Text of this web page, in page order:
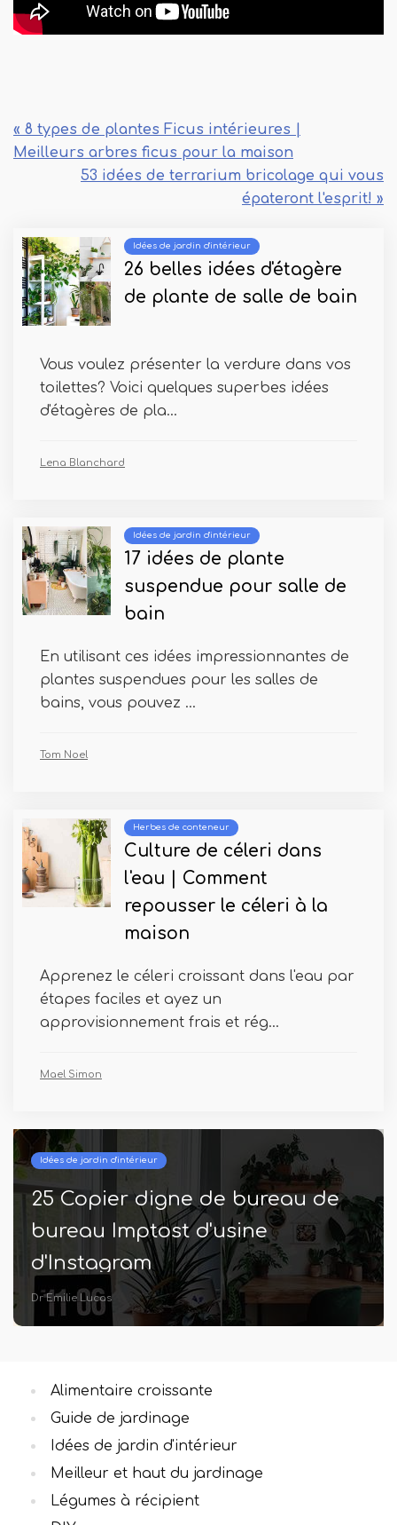
« 8 types de plantes Ficus intérieures |
Meilleurs arbres ficus pour la maison
53 idées de terrarium bricolage qui vous
épateront l'esprit! »
Idées de jardin d'intérieur
26 belles idées d'étagère
de plante de salle de bain
Vous voulez présenter la verdure dans vos
toilettes? Voici quelques superbes idées
d'étagères de pla...
Lena Blanchard
Idées de jardin d'intérieur
17 idées de plante
suspendue pour salle de
bain
En utilisant ces idées impressionnantes de
plantes suspendues pour les salles de
bains, vous pouvez ...
Tom Noel
Herbes de conteneur
Culture de céleri dans
l'eau | Comment
repousser le céleri à la
maison
Apprenez le céleri croissant dans l'eau par
étapes faciles et ayez un
approvisionnement frais et rég...
Mael Simon
Idées de jardin d'intérieur
25 Copier digne de bureau de
bureau Imptost d'usine
d'Instagram
Dr Emilie Lucas
Alimentaire croissante
Guide de jardinage
Idées de jardin d'intérieur
Meilleur et haut du jardinage
Légumes à récipient